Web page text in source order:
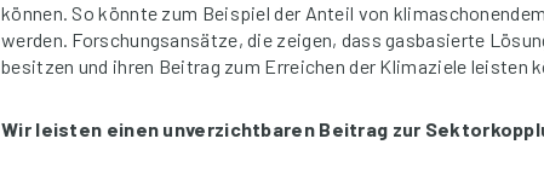
können. So könnte zum Beispiel der Anteil von
werden. Forschungsansätze, die zeigen, dass gasbasierte
besitzen und ihren Beitrag zum Erreichen der Klimaziele leisten
Wir leisten einen unverzichtbaren Beitrag zur